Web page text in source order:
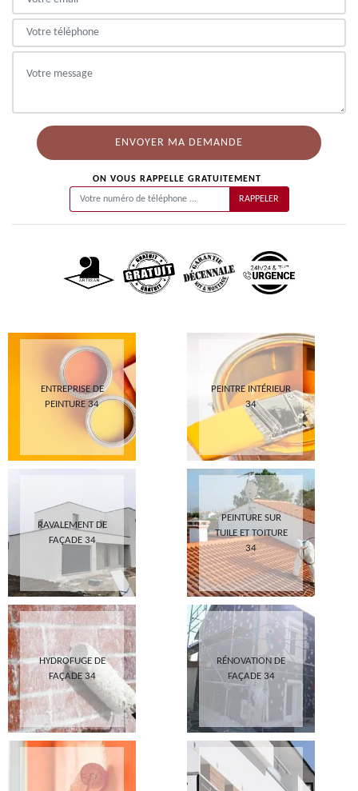
ON VOUS RAPPELLE GRATUITEMENT
ENTREPRISE DE
PEINTURE 34
PEINTRE INTÉRIEUR
34
RAVALEMENT DE
FAÇADE 34
PEINTURE SUR
TUILE ET TOITURE
34
HYDROFUGE DE
FAÇADE 34
RÉNOVATION DE
FAÇADE 34